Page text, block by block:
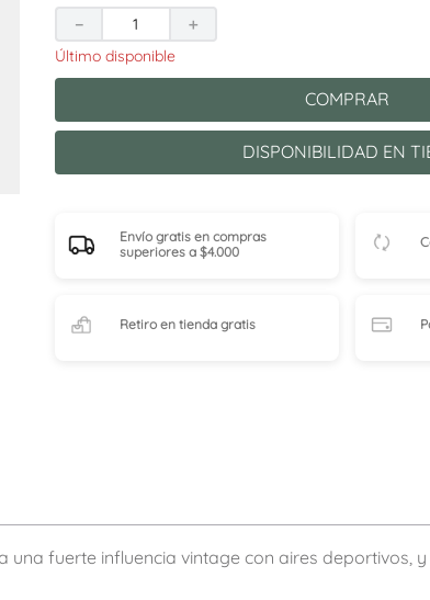
＋
－
COMPRAR
DISPONIBILIDAD EN
Envío gratis en compras
superiores a $4.000
Retiro en tienda gratis
fuerte influencia vintage con aires deportivos,